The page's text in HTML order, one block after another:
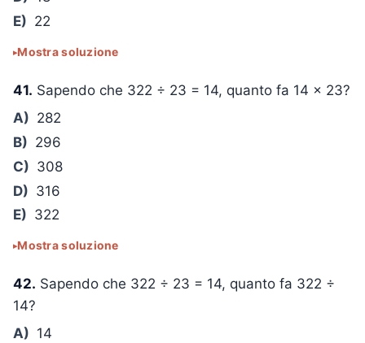
E) 22
Mostra soluzione
41. Sapendo che 322 ÷ 23 = 14, quanto fa 14 × 23?
A) 282
B) 296
C) 308
D) 316
E) 322
Mostra soluzione
42. Sapendo che 322 ÷ 23 = 14, quanto fa 322 ÷
14?
A) 14